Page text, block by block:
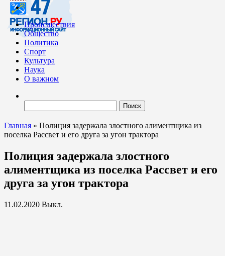
Происшествия
Общество
Политика
Спорт
Культура
Наука
О важном
Главная » Полиция задержала злостного алиментщика из
поселка Рассвет и его друга за угон трактора
Полиция задержала злостного
алиментщика из поселка Рассвет и его
друга за угон трактора
11.02.2020 Выкл.